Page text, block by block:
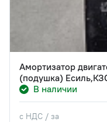
Амортизатор
(подушка)
В наличии
с НДС / за